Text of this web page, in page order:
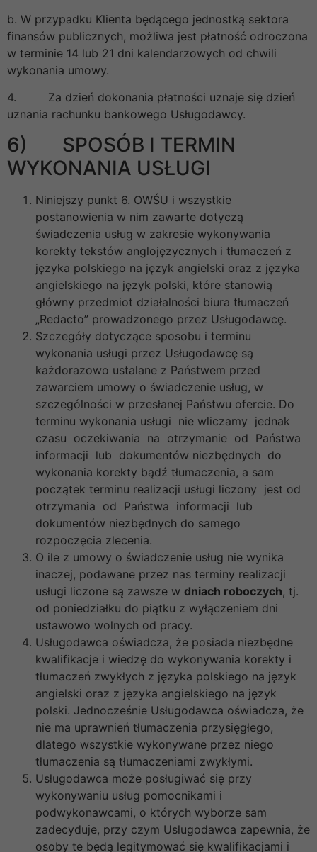
b. W przypadku Klienta będącego jednostką sektora
finansów publicznych, możliwa jest płatność odroczona
w terminie 14 lub 21 dni kalendarzowych od chwili
wykonania umowy.
4. Za dzień dokonania płatności uznaje się dzień
uznania rachunku bankowego Usługodawcy.
6) SPOSÓB I TERMIN
WYKONANIA USŁUGI
Niniejszy punkt 6. OWŚU i wszystkie
postanowienia w nim zawarte dotyczą
świadczenia usług w zakresie wykonywania
korekty tekstów anglojęzycznych i tłumaczeń z
języka polskiego na język angielski oraz z języka
angielskiego na język polski, które stanowią
główny przedmiot działalności biura tłumaczeń
„Redacto” prowadzonego przez Usługodawcę.
Szczegóły dotyczące sposobu i terminu
wykonania usługi przez Usługodawcę są
każdorazowo ustalane z Państwem przed
zawarciem umowy o świadczenie usług, w
szczególności w przesłanej Państwu ofercie. Do
terminu wykonania usługi nie wliczamy jednak
czasu oczekiwania na otrzymanie od Państwa
informacji lub dokumentów niezbędnych do
wykonania korekty bądź tłumaczenia, a sam
początek terminu realizacji usługi liczony jest od
otrzymania od Państwa informacji lub
dokumentów niezbędnych do samego
rozpoczęcia zlecenia.
O ile z umowy o świadczenie usług nie wynika
inaczej, podawane przez nas terminy realizacji
usługi liczone są zawsze w dniach roboczych, tj.
od poniedziałku do piątku z wyłączeniem dni
ustawowo wolnych od pracy.
Usługodawca oświadcza, że posiada niezbędne
kwalifikacje i wiedzę do wykonywania korekty i
tłumaczeń zwykłych z języka polskiego na język
angielski oraz z języka angielskiego na język
polski. Jednocześnie Usługodawca oświadcza, że
nie ma uprawnień tłumaczenia przysięgłego,
dlatego wszystkie wykonywane przez niego
tłumaczenia są tłumaczeniami zwykłymi.
Usługodawca może posługiwać się przy
wykonywaniu usług pomocnikami i
podwykonawcami, o których wyborze sam
zadecyduje, przy czym Usługodawca zapewnia, że
osoby te będą legitymować się kwalifikacjami i